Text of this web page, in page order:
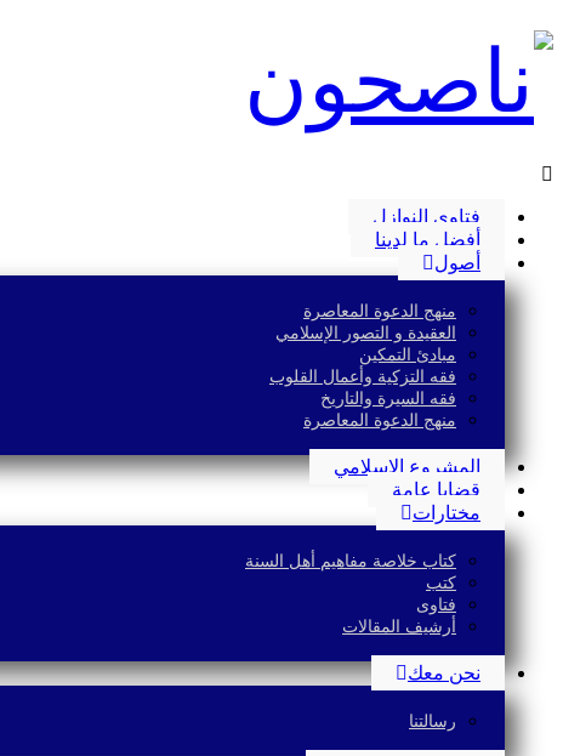
فتاوى النوازل
أفضل ما لدينا
أصول
منهج الدعوة المعاصرة
العقيدة و التصور الإسلامي
مبادئ التمكين
فقه التزكية وأعمال القلوب
فقه السيرة والتاريخ
منهج الدعوة المعاصرة
المشروع الإسلامي
قضايا عامة
مختارات
كتاب خلاصة مفاهيم أهل السنة
كتب
فتاوى
أرشيف المقالات
نحن معك
رسالتنا